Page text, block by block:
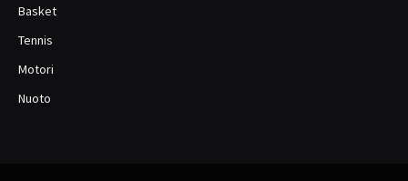
Basket
Tennis
Motori
Nuoto